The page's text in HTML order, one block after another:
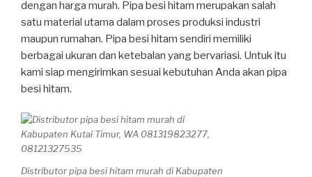
dengan harga murah. Pipa besi hitam merupakan salah
satu material utama dalam proses produksi industri
maupun rumahan. Pipa besi hitam sendiri memiliki
berbagai ukuran dan ketebalan yang bervariasi. Untuk itu
kami siap mengirimkan sesuai kebutuhan Anda akan pipa
besi hitam.
Distributor pipa besi hitam murah di Kabupaten